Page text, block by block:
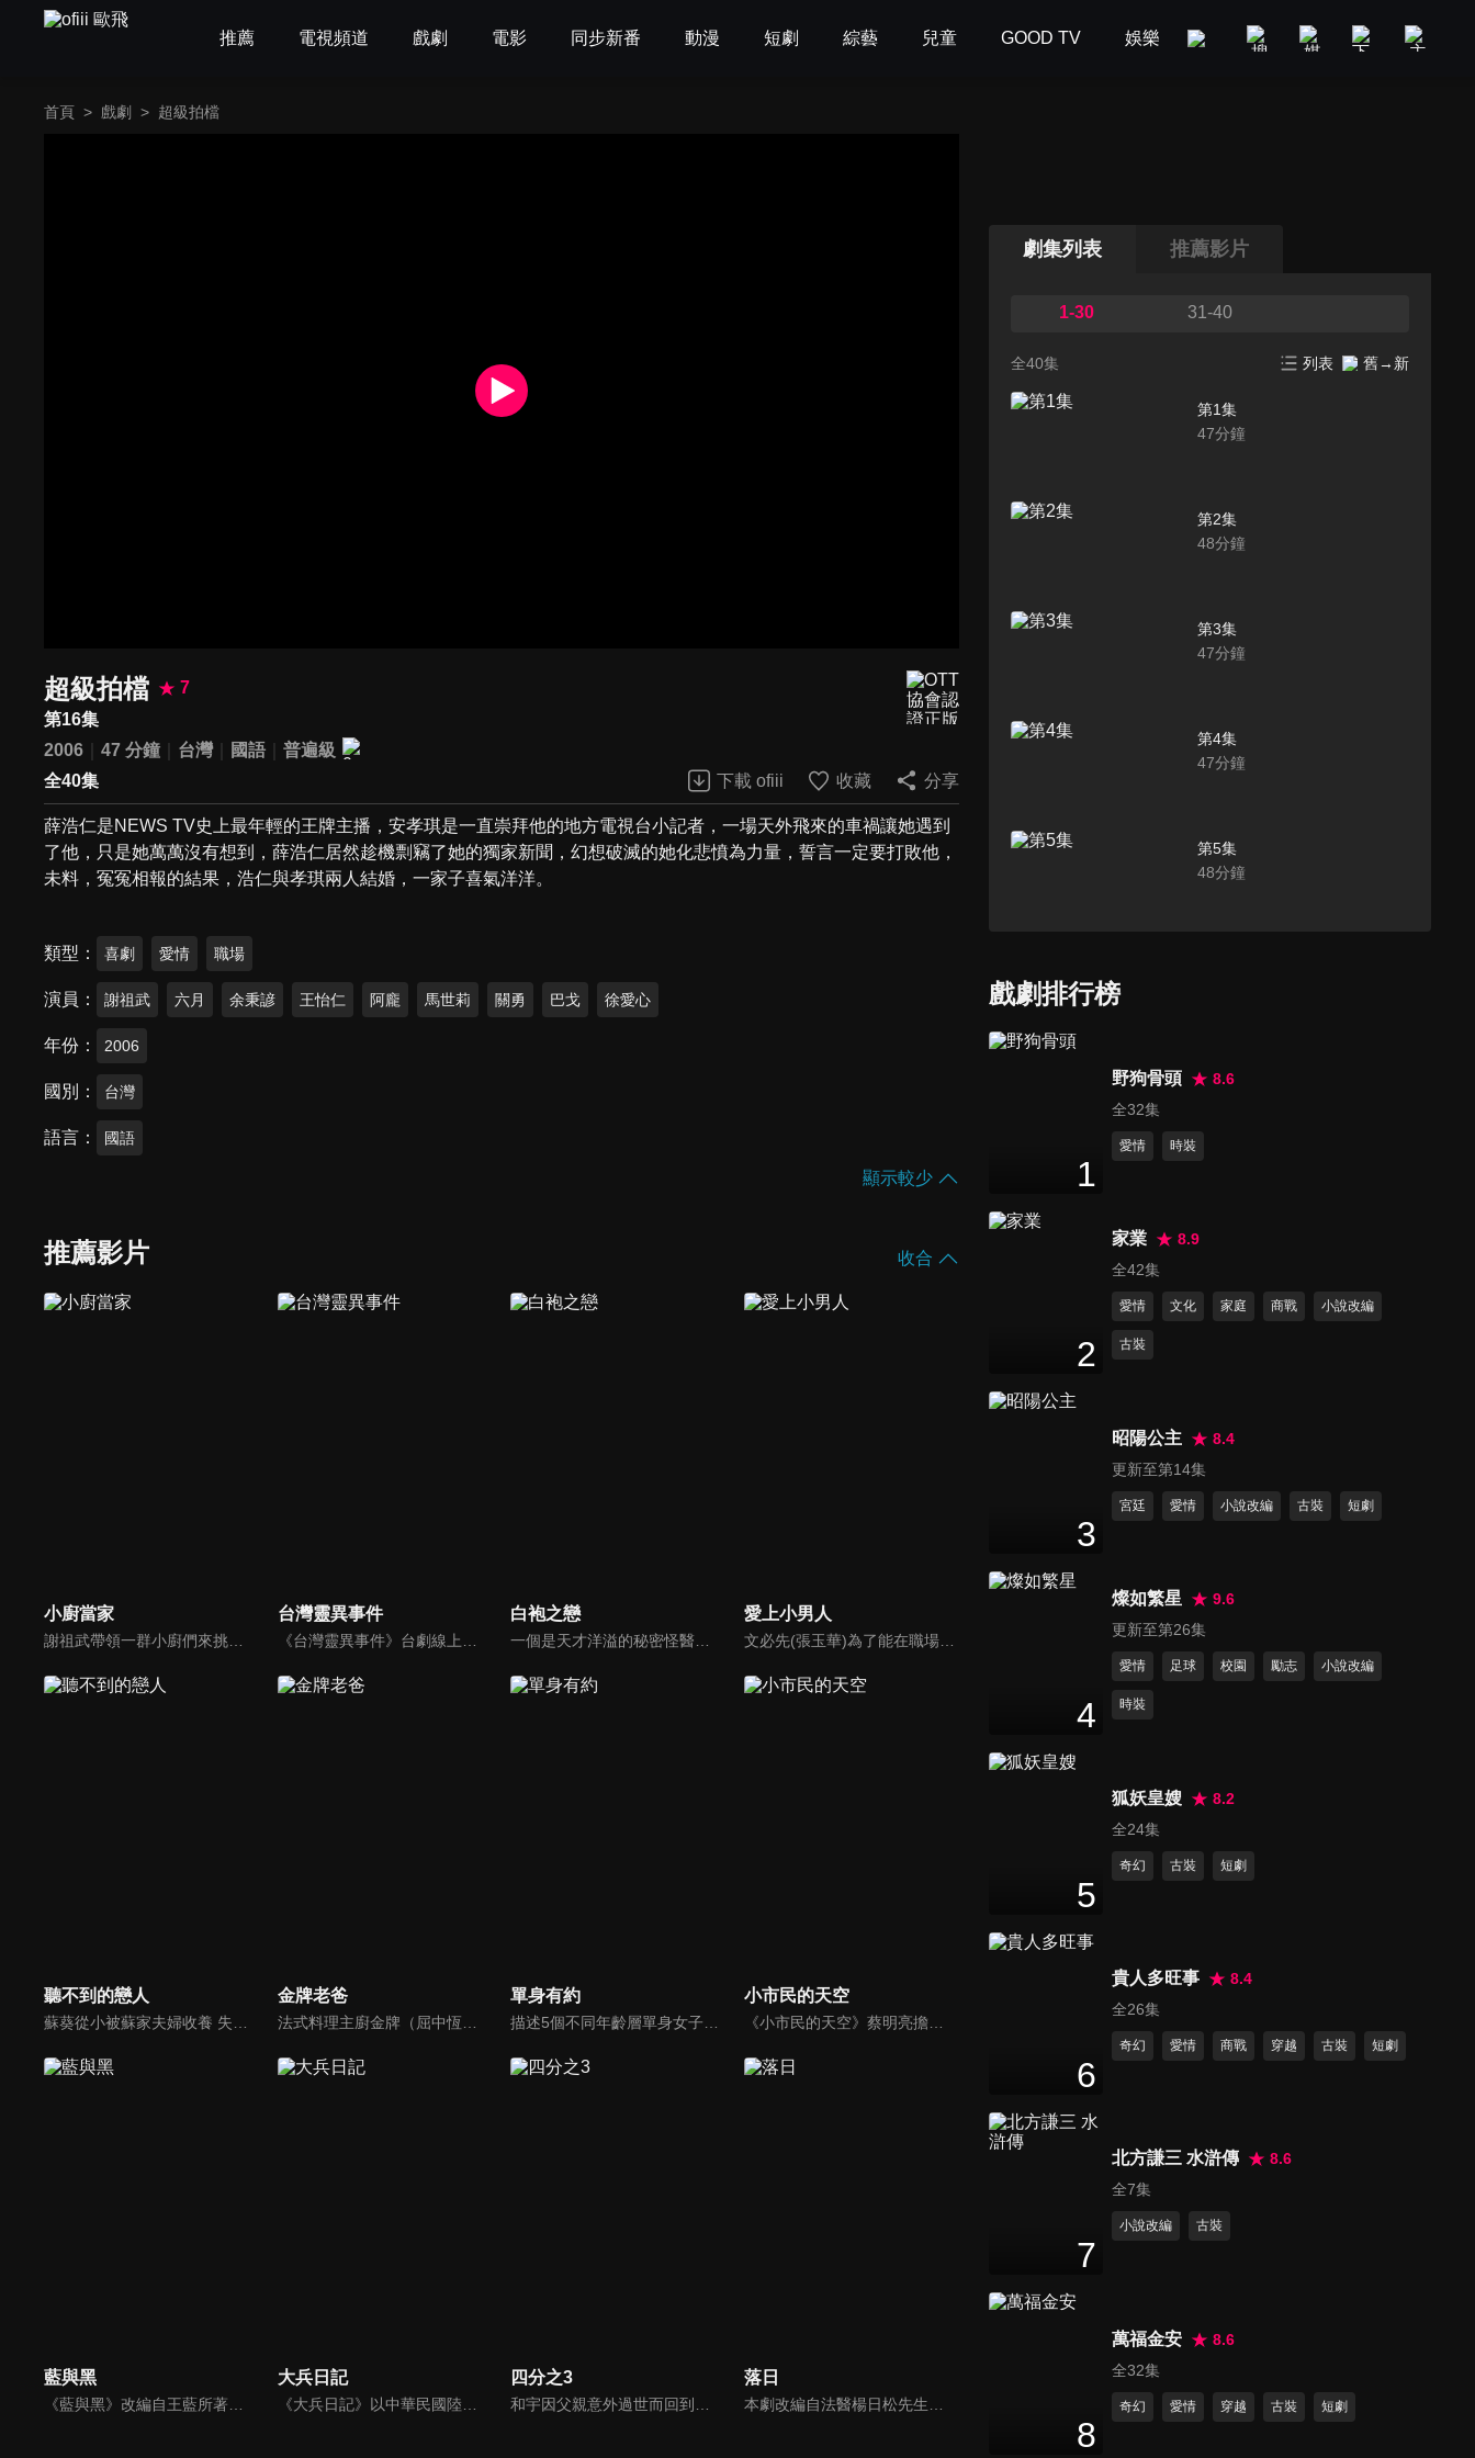
推薦 電視頻道 戲劇 電影 同步新番 動漫 短劇 綜藝 兒童 GOOD TV 娛樂 美食旅遊 新聞政論
首頁 > 戲劇 > 超級拍檔
超級拍檔
7
第16集
2006
47 分鐘 台灣 國語
普遍級
全40集
下載 ofiii 收藏 分享
薛浩仁是NEWS TV史上最年輕的王牌主播，安孝琪是一直崇拜他的地方電視台小記者，一場天外飛來的車禍讓她遇到
了他，只是她萬萬沒有想到，薛浩仁居然趁機剽竊了她的獨家新聞，幻想破滅的她化悲憤為力量，誓言一定要打敗他，
未料，冤冤相報的結果，浩仁與孝琪兩人結婚，一家子喜氣洋洋。
類型 喜劇 愛情 職場
演員 謝祖武 六月 余秉諺 王怡仁 阿龐 馬世莉 關勇 巴戈 徐愛心
年份 2006
國別 台灣
語言 國語
顯示較少
推薦影片 收合
小廚當家 台灣靈異事件 白袍之戀 愛上小男人
文必先(張玉華)為了能在職場上與人比拼，武裝自己成為精明幹練的模樣，事實上卻是個外剛內柔的寂寞女子，在一次機會中，與著名難纏人物葛靖(林佑威)共事；李西西(于莉)是個漂亮聰明的花蝴蝶；沈一柔(暄妮)，大學畢業後就結婚，標準的溫室花朵，3人會激盪出什麼樣的火花呢？
聽不到的戀人 金牌老爸 單身有約 小市民的天空
《小市民的天空》蔡明亮擔任策劃，交由不同導演負責，蔡明亮自己編導了其中的四部：《我的名字叫做瑪麗》、《麗香的感情線》、《阿雄的初戀情人》和《給我一個家》。
藍與黑
《藍與黑》改編自王藍所著的同名長篇小說（1958年發行，該書被譽為四大抗戰小說之一），故事發生在民國26年對日抗戰爆發到39年國民政府遷台期間，場景則橫跨天津、北平、重慶、上海到台灣，描述孤女唐琪、千金大小姐鄭美莊與孤兒張醒亞「兩女一男」之間，一段見證大時代的烽火戀。
大兵日記
《大兵日記》以中華民國陸軍軍事訓練為題材，是金鰲勳執導的第一部連續劇；其中第1至第23集故事背景為位於台東縣的陸軍台東防衛司令部太平營區新兵訓練中心，自第24集始移往陸軍特戰部隊。
四分之3
和宇因父親意外過世而回到家鄉，面臨被迫接手的賣菜車生意，以及因跛腳而過度保護他的母親，頓時讓和宇的世界瞬間崩塌，陷入絕望。就在此時，和宇遇見駐村藝術家玟萱，第一個不把自己跛腳當回事的女孩，還約跛腳的自己去騎單車，她在和宇混亂的世界裡，開了一扇窗，並協助他重新理解所謂的家庭。
落日
本劇改編自法醫楊日松先生一生所遭遇的真實案件。敘述終身奉獻台灣法醫志業、不求名利但求正義的法醫楊百川(劇中名)，及其從事於第一線法網工作的摯友、長官及學生，所共同面臨的刑事案件挑戰，是一部題材特殊且富社會意義的傳記式警匪推理劇集。
劇集列表 推薦影片
1-30 31-40
全40集 列表 舊→新
第1集
47分鐘
第2集
48分鐘
第3集
47分鐘
第4集
47分鐘
第5集
48分鐘
48
分鐘
第11集
48
分鐘
48 分鐘
第16集
第17集
分鐘
戲劇排行榜
1
野狗骨頭
8.6
全32集
愛情 時裝
2
家業
8.9
全42集
愛情 文化 家庭 商戰 小說改編
古裝
3
昭陽公主
8.4
更新至第14集
宮廷 愛情 小說改編 古裝 短劇
4
燦如繁星
9.6
更新至第26集
愛情 足球 校園 勵志 小說改編
時裝
5
狐妖皇嫂
8.2
全24集
奇幻 古裝 短劇
6
貴人多旺事
8.4
全26集
奇幻 愛情 商戰 穿越 古裝 短劇
7
北方謙三 水滸傳
8.6
全7集
小說改編 古裝
8
萬福金安
8.6
全32集
奇幻 愛情 穿越 古裝 短劇